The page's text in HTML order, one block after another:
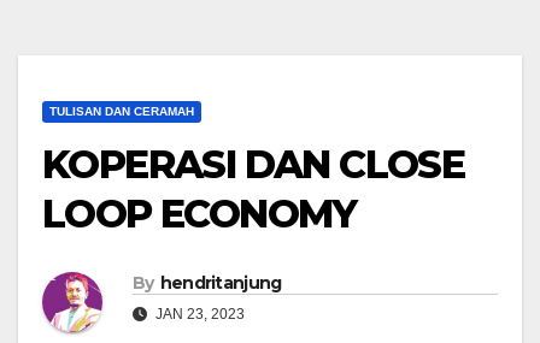
TULISAN DAN CERAMAH
KOPERASI DAN CLOSE
LOOP ECONOMY
By hendritanjung
JAN 23, 2023